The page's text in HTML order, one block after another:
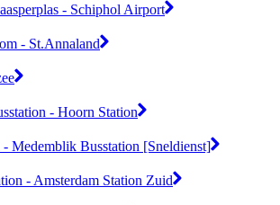
- Schiphol Airport
- St.Annaland
- Hoorn Station
Medemblik Busstation [Sneldienst]
- Amsterdam Station Zuid